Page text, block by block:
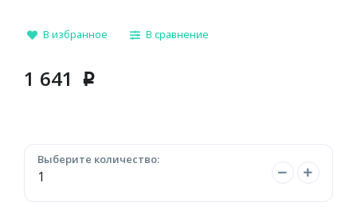
В избранное В сравнение
1 641 p
Выберите количество: